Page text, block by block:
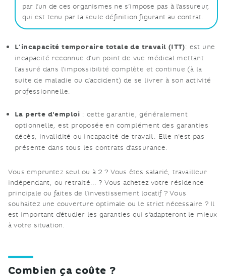
par l’un de ces organismes ne s’impose pas à l’assureur,
qui est tenu par la seule définition figurant au contrat.
L’incapacité temporaire totale de travail (ITT): est une
incapacité reconnue d’un point de vue médical mettant
l‘assuré dans l‘impossibilité complète et continue (à la
suite de maladie ou d‘accident) de se livrer à son activité
professionnelle.
La perte d'emploi : cette garantie, généralement
optionnelle, est proposée en complément des garanties
décès, invalidité ou incapacité de travail. Elle n'est pas
présente dans tous les contrats d’assurance.
Vous empruntez seul ou à 2 ? Vous êtes salarié, travailleur
indépendant, ou retraité… ? Vous achetez votre résidence
principale ou faites de l’investissement locatif ? Vous
souhaitez une couverture optimale ou le strict nécessaire ? Il
est important d’étudier les garanties qui s’adapteront le mieux
à votre situation.
Combien ça coûte ?